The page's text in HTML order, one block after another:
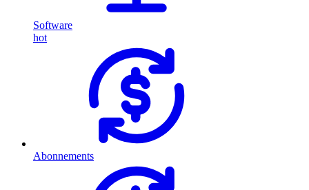
Software
hot
Abonnements